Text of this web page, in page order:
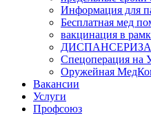
Информация для
Бесплатная мед
вакцинация в
Спецоперация на
Оружейная
Вакансии
Услуги
Профсоюз